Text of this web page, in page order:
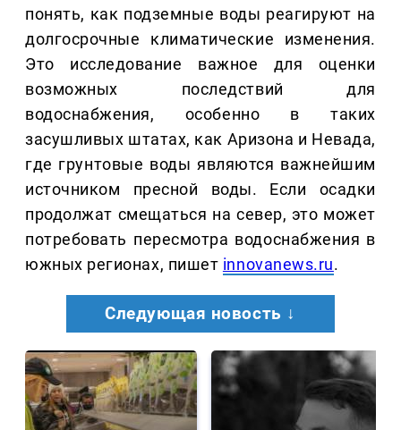
понять, как подземные воды реагируют на
долгосрочные климатические изменения.
Это исследование важное для оценки
возможных последствий для
водоснабжения, особенно в таких
засушливых штатах, как Аризона и Невада,
где грунтовые воды являются важнейшим
источником пресной воды. Если осадки
продолжат смещаться на север, это может
потребовать пересмотра водоснабжения в
южных регионах, пишет innovanews.ru.
Следующая новость ↓